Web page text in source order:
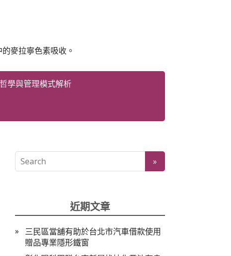
麥拉寧色素吸收。
學與管理模式解析
近期文章
三民區當舖有助於台北市汽車借款使用
贈品專業隱形鐵窗